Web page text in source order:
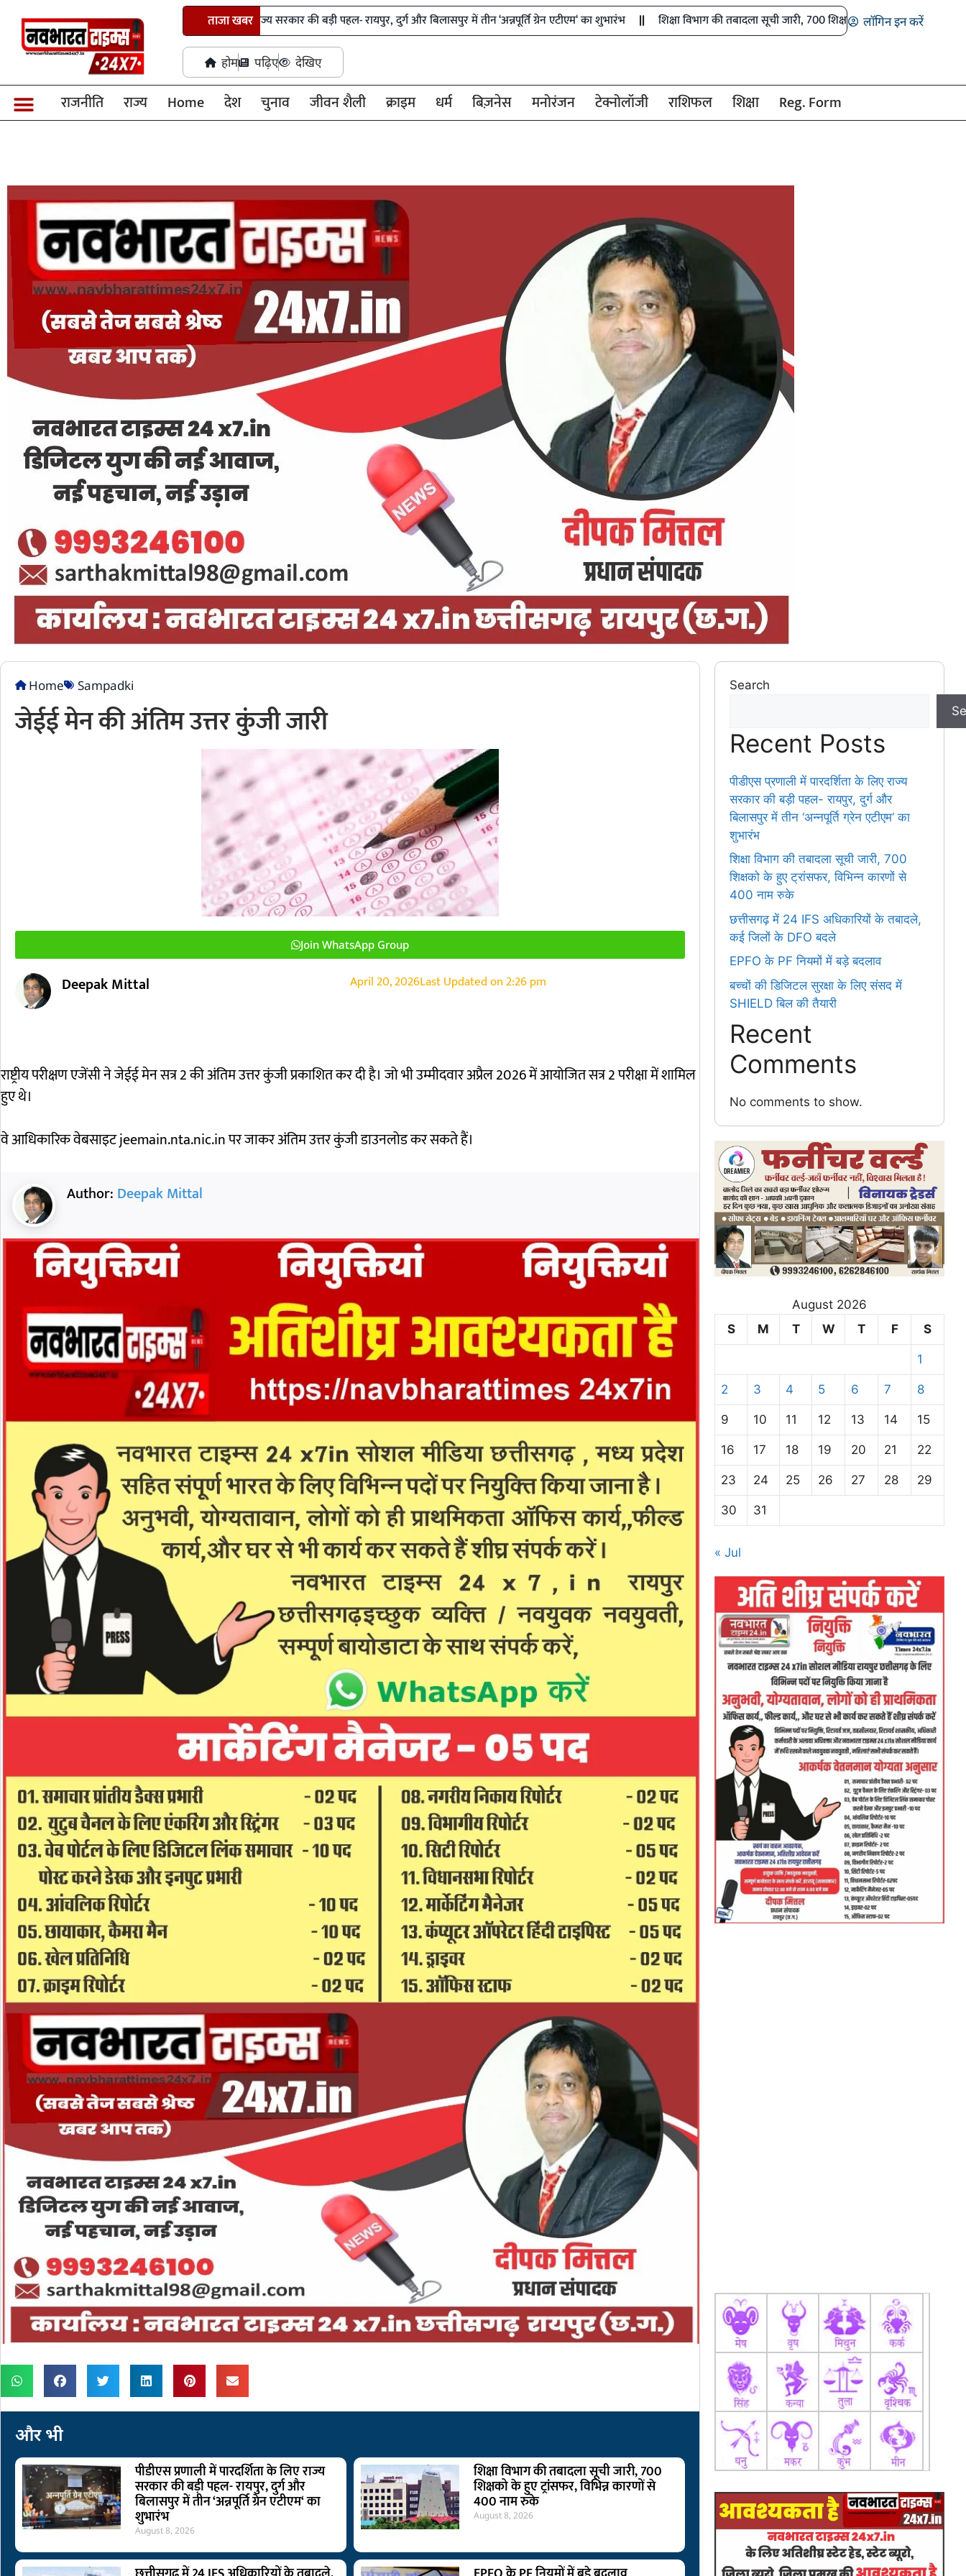
ताजा खबर
पीडीएस प्रणाली में पारदर्शिता के लिए राज्य सरकार की बड़ी पहल- रायपुर, दुर्ग और बिलासपुर में तीन ‘अन्नपूर्ति ग्रेन एटीएम‘ का शुभारंभ शिक्षा विभाग की तबादला सूची जारी, 700 शिक्षको के हुए ट्रांसफर, विभिन्न कारणों से 400
लॉगिन इन करें
होम पढ़िए देखिए
राजनीति राज्य Home देश चुनाव जीवन शैली क्राइम धर्म बिज़नेस मनोरंजन टेक्नोलॉजी राशिफल शिक्षा Reg. Form
Home Sampadki
जेईई मेन की अंतिम उत्तर कुंजी जारी
Join WhatsApp Group
Deepak Mittal April 20, 2026Last Updated on2:26 pm
राष्ट्रीय परीक्षण एजेंसी ने जेईई मेन सत्र 2 की अंतिम उत्तर कुंजी प्रकाशित कर दी है। जो भी उम्मीदवार अप्रैल 2026 में आयोजित सत्र 2 परीक्षा में शामिल
हुए थे।
वे आधिकारिक वेबसाइट jeemain.nta.nic.in पर जाकर अंतिम उत्तर कुंजी डाउनलोड कर सकते हैं।
Author: Deepak Mittal
और भी
पीडीएस प्रणाली में पारदर्शिता के लिए राज्य
सरकार की बड़ी पहल- रायपुर, दुर्ग और
बिलासपुर में तीन ‘अन्नपूर्ति ग्रेन एटीएम‘ का
शुभारंभ
August 8, 2026
शिक्षा विभाग की तबादला सूची जारी, 700
शिक्षको के हुए ट्रांसफर, विभिन्न कारणों से
400 नाम रुके
August 8, 2026
Search
Recent Posts
पीडीएस प्रणाली में पारदर्शिता के लिए राज्य
सरकार की बड़ी पहल- रायपुर, दुर्ग और
बिलासपुर में तीन ‘अन्नपूर्ति ग्रेन एटीएम‘ का
शुभारंभ
शिक्षा विभाग की तबादला सूची जारी, 700
शिक्षको के हुए ट्रांसफर, विभिन्न कारणों से
400 नाम रुके
छत्तीसगढ़ में 24 IFS अधिकारियों के तबादले,
कई जिलों के DFO बदले
EPFO के PF नियमों में बड़े बदलाव
बच्चों की डिजिटल सुरक्षा के लिए संसद में
SHIELD बिल की तैयारी
Recent
Comments
No comments to show.
August 2026
S
M T W T F S
1
2 3 4 5 6 7 8
9 10 11 12 13 14 15
16 17 18 19 20 21 22
23 24 25 26 27 28 29
30 31
« Jul